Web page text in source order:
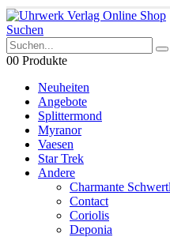
Suchen
00 Produkte
Neuheiten
Angebote
Splittermond
Myranor
Vaesen
Star Trek
Andere
Charmante
Contact
Coriolis
Deponia